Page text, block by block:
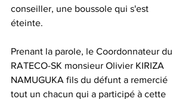
conseiller, une boussole qui s'est
éteinte.
Prenant la parole, le Coordonnateur du
RATECO-SK monsieur Olivier KIRIZA
NAMUGUKA fils du défunt a remercié
tout un chacun qui a participé à cette